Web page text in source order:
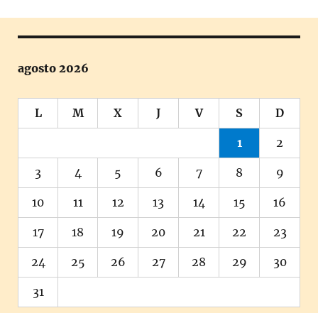
agosto 2026
L M X J V S D
1 2
3 4 5 6 7 8 9
10 11 12 13 14 15 16
17 18 19 20 21 22 23
24 25 26 27 28 29 30
31